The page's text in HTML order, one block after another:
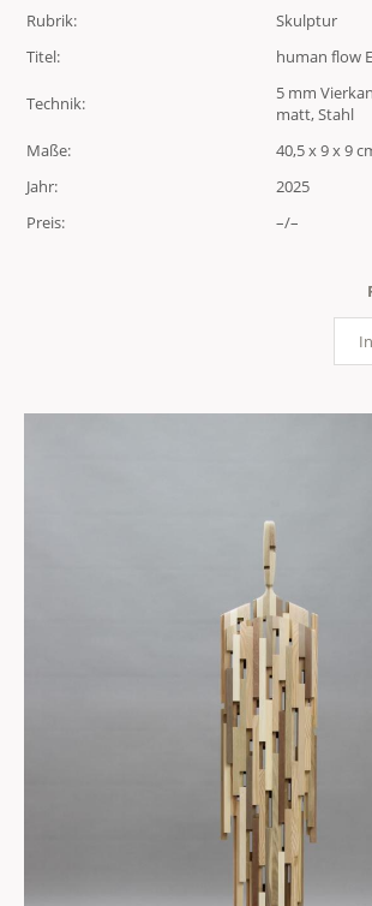
Rubrik:
Skulptur
Titel:
human flow
Technik:
5 mm
matt, Stahl
Maße:
40,5 x 9 x 9
Jahr:
2025
Preis:
–/–